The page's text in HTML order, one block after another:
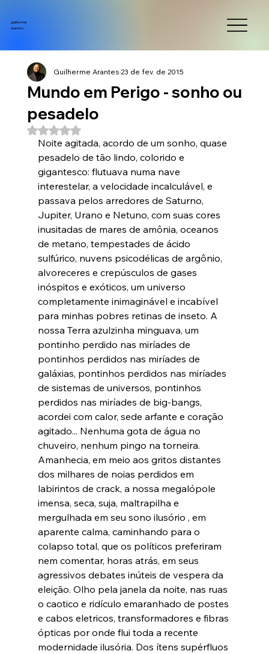
guilherme
arantes
Mundo em Perigo - sonho ou
pesadelo
Guilherme Arantes23 de fev. de 2015
Avaliado com NaN de 5 estrelas.
Noite agitada, acordo de um sonho, quase
pesadelo de tão lindo, colorido e
gigantesco: flutuava numa nave
interestelar, a velocidade incalculável, e
passava pelos arredores de Saturno,
Jupiter, Urano e Netuno, com suas cores
inusitadas de mares de amônia, oceanos
de metano, tempestades de ácido
sulfúrico, nuvens psicodélicas de argônio,
alvoreceres e crepúsculos de gases
inóspitos e exóticos, um universo
completamente inimaginável e incabível
para minhas pobres retinas de inseto. A
nossa Terra azulzinha minguava, um
pontinho perdido nas miríades de
pontinhos perdidos nas miríades de
galáxias, pontinhos perdidos nas miríades
de sistemas de universos, pontinhos
perdidos nas miríades de big-bangs,
acordei com calor, sede arfante e coração
agitado... Nenhuma gota de água no
chuveiro, nenhum pingo na torneira.
Amanhecia, em meio aos gritos distantes
dos milhares de noias perdidos em
labirintos de crack, a nossa megalópole
imensa, seca, suja, maltrapilha e
mergulhada em seu sono ilusório , em
aparente calma, caminhando para o
colapso total, que os políticos preferiram
nem comentar, horas atrás, em seus
agressivos debates inúteis de vespera da
eleição. Olho pela janela da noite, nas ruas
o caotico e ridículo emaranhado de postes
e cabos eletricos, transformadores e fibras
ópticas por onde flui toda a recente
modernidade ilusória. Dos ítens supérfluos